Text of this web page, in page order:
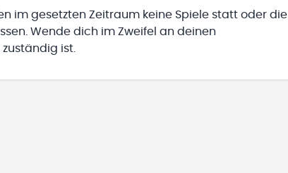
im gesetzten Zeitraum keine Spiele statt oder die
Wende dich im Zweifel an deinen
ist.